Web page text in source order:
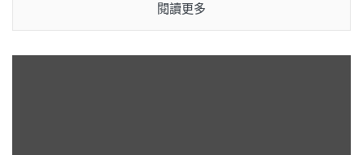
閱讀更多